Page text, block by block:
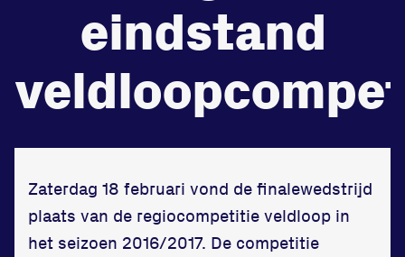
Zet een personal record
in onze gym
eindstand
Zaterdag 18 februari vond de finalewedstrijd
plaats van de regiocompetitie veldloop in
het seizoen 2016/2017. De competitie